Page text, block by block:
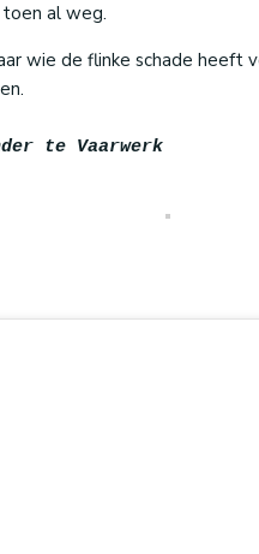
al weg.
wie de flinke schade heeft